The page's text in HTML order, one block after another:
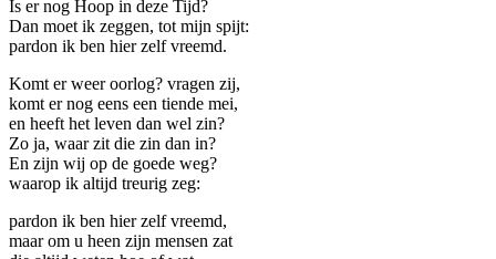
Is er nog Hoop in deze Tijd?
Dan moet ik zeggen, tot mijn spijt:
pardon ik ben hier zelf vreemd.
Komt er weer oorlog? vragen zij,
komt er nog eens een tiende mei,
en heeft het leven dan wel zin?
Zo ja, waar zit die zin dan in?
En zijn wij op de goede weg?
waarop ik altijd treurig zeg:
pardon ik ben hier zelf vreemd,
maar om u heen zijn mensen zat